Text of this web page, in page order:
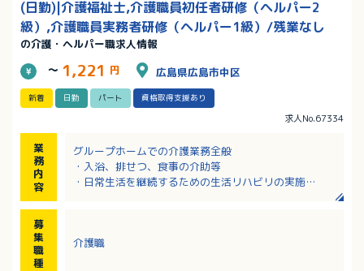
(日勤)|介護福祉士,介護職員初任者研修（ヘルパー2
級）,介護職員実務者研修（ヘルパー1級）/残業なし
の介護・ヘルパー職求人情報
～ 1,221 円 広島県広島市中区
新着 日勤 パート 資格取得支援あり
求人No.67334
業
務
内
容
グループホームでの介護業務全般
・入浴、排せつ、食事の介助等
・日常生活を継続するための生活リハビリの実施
・定期的な社内勉強会
募
集
職
種
介護職